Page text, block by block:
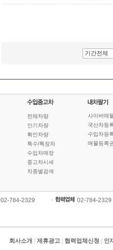
기간전체
전체차량
인기차량
확인차량
특수/특장차
수입차매장
중고차시세
차종별검색
사이버매
국산차등
수입차등
매물등록
02-784-2329 02-784-2329
회사소개 제휴광고 협력업체신청 인